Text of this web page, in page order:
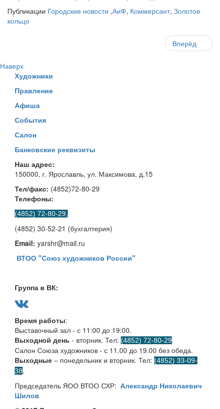
Публикации Городские новости ,АиФ, Коммерсант, Золотое
кольцо
Вперёд
Наверх
Художники
Правление
Афиша
События
Салон
Банковские реквизиты
Наш адрес:
150000, г. Ярославль, ул. Максимова, д.15
Тел/факс: (4852)72-80-29
Телефоны:
(4852) 72-80-29,
(4852) 30-52-21 (бухгалтерия)
Email: yarshr@mail.ru
ВТОО "Союз художников России"
Группа в ВК:
Время работы:
Выставочный зал - с 11:00 до 19:00.
Выходной день - вторник. Тел: (4852) 72-80-29.
Салон Союза художников - с 11.00 до 19.00 без обеда.
Выходные – понедельник и вторник. Тел: (4852) 33-09-
38.
Председатель ЯОО ВТОО СХР: Александр Николаевич
Шилов